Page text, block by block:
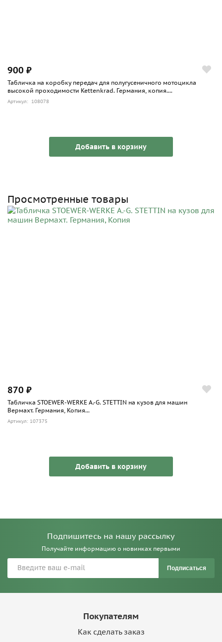
900 ₽
Табличка на коробку передач для полугусеничного мотоцикла
высокой проходимости Kettenkrad. Германия, копия....
Артикул: 108078
Добавить в корзину
Просмотренные товары
870 ₽
Табличка STOEWER-WERKE A.-G. STETTIN на кузов для машин
Вермахт. Германия, Копия...
Артикул: 107375
Добавить в корзину
Подпишитесь на нашу рассылку
Получайте информацию о новинках первыми
Подписаться
Покупателям
Как сделать заказ